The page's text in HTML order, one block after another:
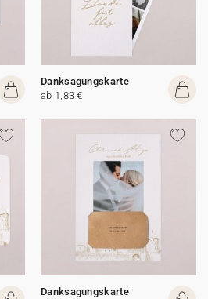
Danksagungskarte
ab 1,83 €
Danksagungskarte